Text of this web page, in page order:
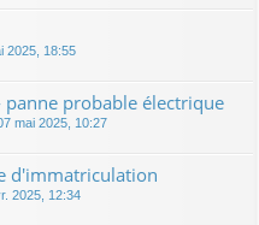
2025, 18:55
probable électrique
mai 2025, 10:27
d'immatriculation
2025, 12:34